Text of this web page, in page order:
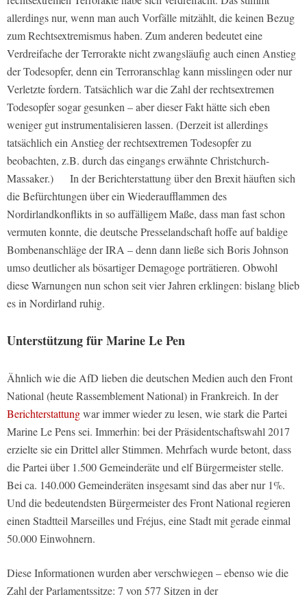
allerdings nur, wenn man auch Vorfälle mitzählt, die keinen Bezug
zum Rechtsextremismus haben. Zum anderen bedeutet eine
Verdreifache der Terrorakte nicht zwangsläufig auch einen Anstieg
der Todesopfer, denn ein Terroranschlag kann misslingen oder nur
Verletzte fordern. Tatsächlich war die Zahl der rechtsextremen
Todesopfer sogar gesunken – aber dieser Fakt hätte sich eben
weniger gut instrumentalisieren lassen. (Derzeit ist allerdings
tatsächlich ein Anstieg der rechtsextremen Todesopfer zu
beobachten, z.B. durch das eingangs erwähnte Christchurch-
Massaker.) In der Berichterstattung über den Brexit häuften sich
die Befürchtungen über ein Wiederaufflammen des
Nordirlandkonflikts in so auffälligem Maße, dass man fast schon
vermuten konnte, die deutsche Presselandschaft hoffe auf baldige
Bombenanschläge der IRA – denn dann ließe sich Boris Johnson
umso deutlicher als bösartiger Demagoge porträtieren. Obwohl
diese Warnungen nun schon seit vier Jahren erklingen: bislang blieb
es in Nordirland ruhig.
Unterstützung für Marine Le Pen
Ähnlich wie die AfD lieben die deutschen Medien auch den Front
National (heute Rassemblement National) in Frankreich. In der
Berichterstattungwar immer wieder zu lesen, wie stark die Partei
Marine Le Pens sei. Immerhin: bei der Präsidentschaftswahl 2017
erzielte sie ein Drittel aller Stimmen. Mehrfach wurde betont, dass
die Partei über 1.500 Gemeinderäte und elf Bürgermeister stelle.
Bei ca. 140.000 Gemeinderäten insgesamt sind das aber nur 1%.
Und die bedeutendsten Bürgermeister des Front National regieren
einen Stadtteil Marseilles und Fréjus, eine Stadt mit gerade einmal
50.000 Einwohnern.
Diese Informationen wurden aber verschwiegen – ebenso wie die
Zahl der Parlamentssitze: 7 von 577 Sitzen in der